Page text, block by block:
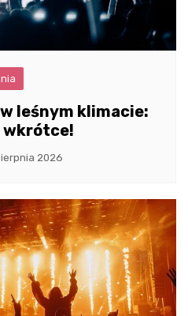
leśnym klimacie:
wkrótce!
2026